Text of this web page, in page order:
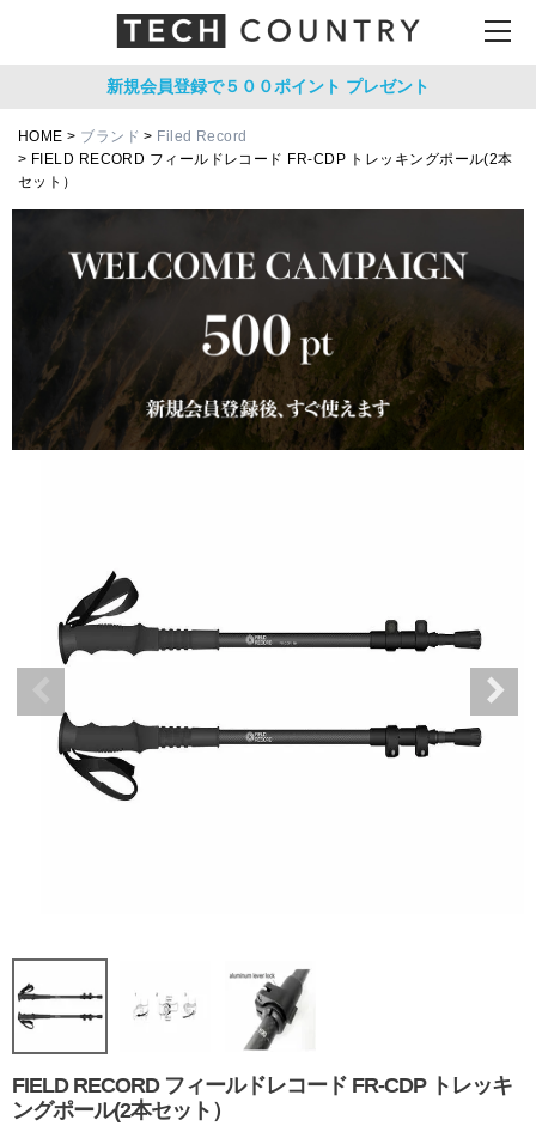
新規会員登録で５００ポイント プレゼント
HOME ブランド
Filed Record
FIELD RECORD フィールドレコード FR-CDP トレッキングポール(2本
セット）
FIELD RECORD フィールドレコード FR-CDP トレッキ
ングポール(2本セット）